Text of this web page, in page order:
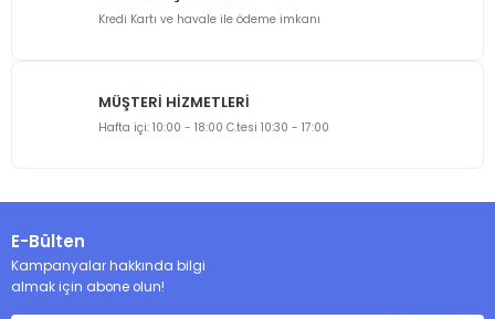
Kredi Kartı ve havale ile ödeme imkanı
MÜŞTERİ HİZMETLERİ
Hafta içi: 10:00 - 18:00 C.tesi 10:30 - 17:00
E-Bülten
Kampanyalar hakkında bilgi
almak için abone olun!